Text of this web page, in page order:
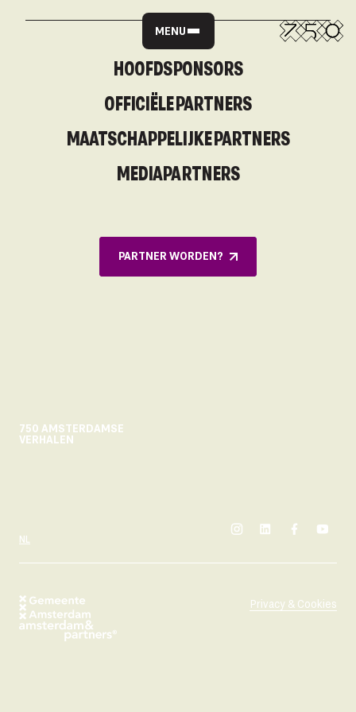
MENU
HOOFDSPONSORS
OFFICIËLE PARTNERS
MAATSCHAPPELIJKE PARTNERS
MEDIAPARTNERS
PARTNER WORDEN?
750 AMSTERDAMSE
VERHALEN
SELECTEER TAAL
NL instagram
linkedinfacebook
Privacy & Cookies